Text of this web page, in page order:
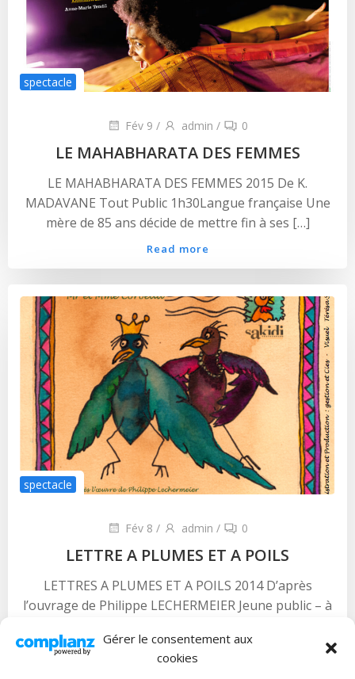
Gérer le consentement aux
cookies
spectacle
Fév 9 / admin / 0
LE MAHABHARATA DES FEMMES
LE MAHABHARATA DES FEMMES 2015 De K.
MADAVANE Tout Public 1h30Langue française Une
mère de 85 ans décide de mettre fin à ses […]
Read more
spectacle
Fév 8 / admin / 0
LETTRE A PLUMES ET A POILS
LETTRES A PLUMES ET A POILS 2014 D’après
l’ouvrage de Philippe LECHERMEIER Jeune public – à
Read more